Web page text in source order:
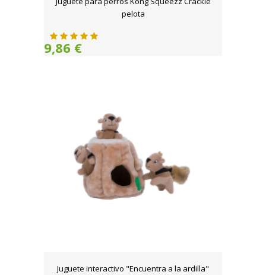
pelota
9,86 €
Juguete interactivo "Encuentra a la ardilla"